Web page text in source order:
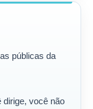
públicas da
dirige, você não